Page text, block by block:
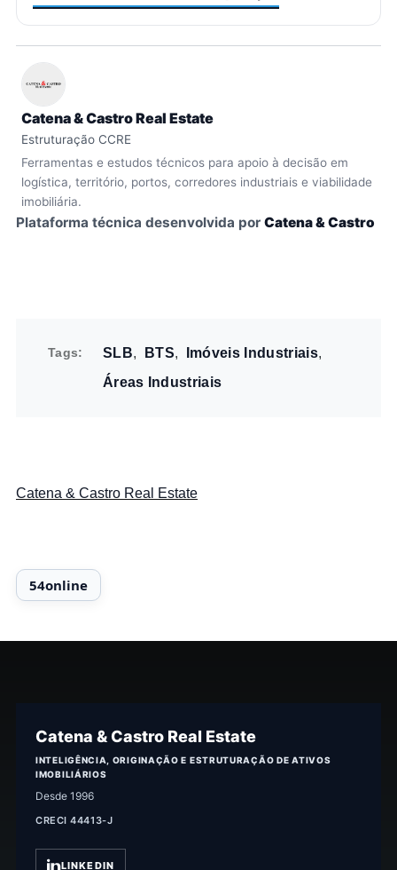
Catena & Castro Real Estate
Estruturação CCRE
Ferramentas e estudos técnicos para apoio à decisão em
logística, território, portos, corredores industriais e viabilidade
imobiliária.
Plataforma técnica desenvolvida por Catena & Castro
Tags SLB BTS
Imóveis Industriais
Áreas Industriais
Catena & Castro Real Estate
Catena & Castro Real Estate
INTELIGÊNCIA, ORIGINAÇÃO E ESTRUTURAÇÃO DE ATIVOS
IMOBILIÁRIOS
Desde 1996
CRECI 44413-J
LINKEDIN